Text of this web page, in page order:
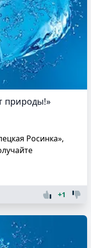
природы!»
Росинка»,
+1